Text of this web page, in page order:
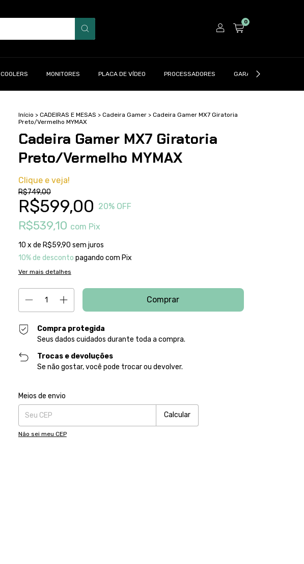
0
COOLERS MONITORES PLACA DE VÍDEO PROCESSADORES GARANTIA | DRAXEN
Início > CADEIRAS E MESAS > Cadeira Gamer > Cadeira Gamer MX7 Giratoria
Preto/Vermelho MYMAX
Cadeira Gamer MX7 Giratoria
Preto/Vermelho MYMAX
Clique e veja!
R$749,00
R$599,00 20% OFF
R$539,10 com Pix
10 x de R$59,90 sem juros
10% de desconto pagando com Pix
Ver mais detalhes
Compra protegida
Seus dados cuidados durante toda a compra.
Trocas e devoluções
Se não gostar, você pode trocar ou devolver.
Entregas para o CEP:
Meios de envio
Calcular
Não sei meu CEP